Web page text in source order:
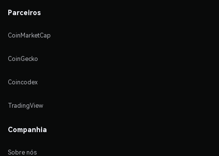
Parceiros
CoinMarketCap
CoinGecko
Coincodex
TradingView
Companhia
Sobre nós